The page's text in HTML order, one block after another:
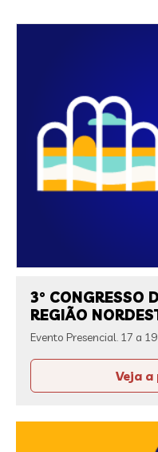
3° CONGRESSO
REGIÃO
Evento Presencial. 17 a
Veja